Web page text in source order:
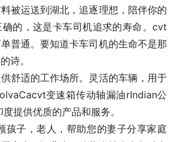
被运送到湖北，追逐理想，陪伴你的
的，这是卡车司机追求的寿命。cvt
普通。要知道卡车司机的生命不是那
诗。
舒适的工作场所。灵活的车辆，用于
变速箱传动轴漏油rIndian公
提供优质的产品和服务。
孩子，老人，帮助您的妻子分享家庭